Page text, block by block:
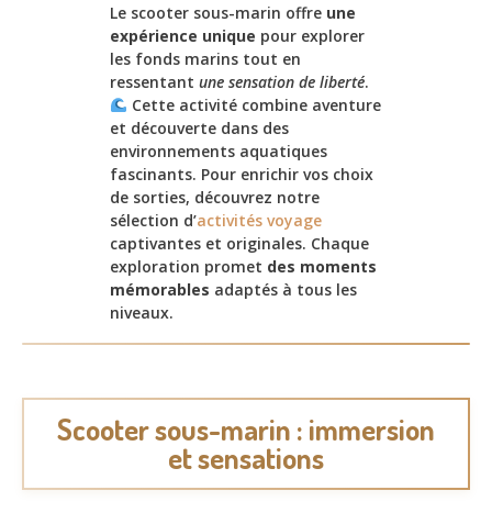
Le scooter sous-marin offre une
expérience unique pour explorer
les fonds marins tout en
ressentant une sensation de liberté.
Cette activité combine aventure
et découverte dans des
environnements aquatiques
fascinants. Pour enrichir vos choix
de sorties, découvrez notre
sélection d’activités voyage
captivantes et originales. Chaque
exploration promet des moments
mémorables adaptés à tous les
niveaux.
Scooter sous-marin : immersion
et sensations